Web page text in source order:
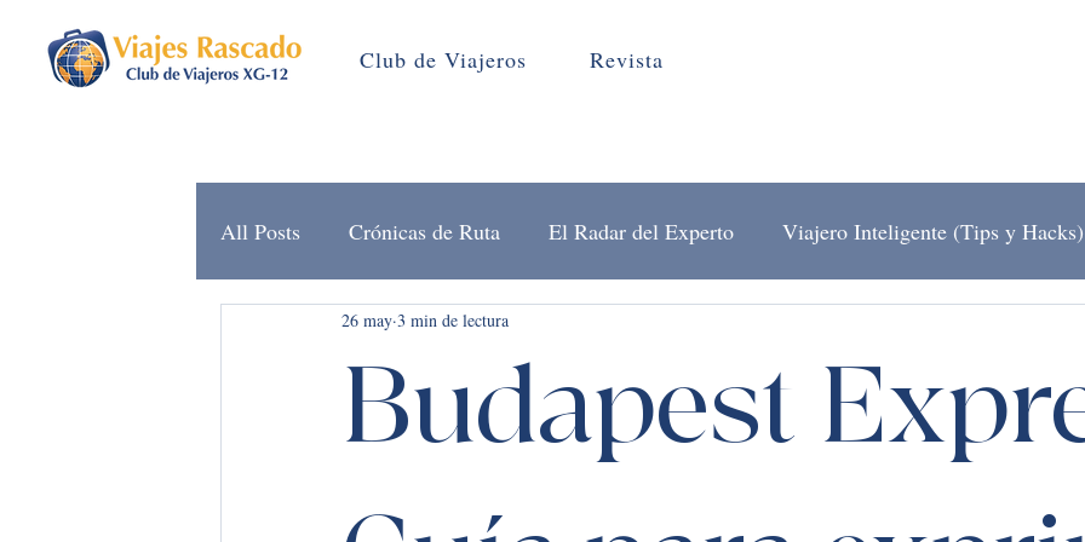
Club de Viajeros Revista
All Posts Crónicas de Ruta El Radar del Experto Viajero Inteligente (Tips y Hacks)
Brújula Rascado (Noticias)
Budapest
26 may 3 min de lectura